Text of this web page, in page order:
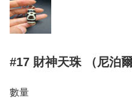
#17 財神天珠 （尼泊
數量